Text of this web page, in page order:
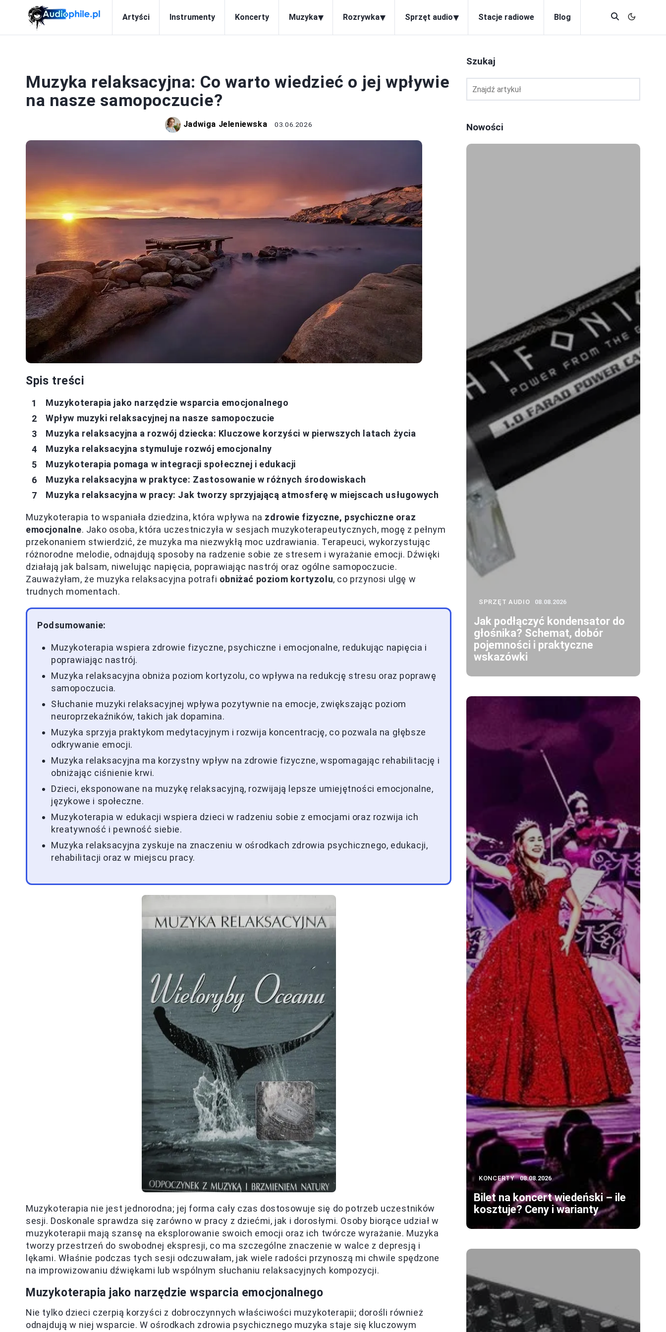
Artyści Instrumenty Koncerty Muzyka▾ Rozrywka▾ Sprzęt audio▾ Stacje radiowe Blog
Muzyka relaksacyjna: Co warto wiedzieć o jej wpływie
na nasze samopoczucie?
Jadwiga Jeleniewska 03.06.2026
Spis treści
Muzykoterapia jako narzędzie wsparcia emocjonalnego
Wpływ muzyki relaksacyjnej na nasze samopoczucie
Muzyka relaksacyjna a rozwój dziecka: Kluczowe korzyści w pierwszych latach życia
Muzyka relaksacyjna stymuluje rozwój emocjonalny
Muzykoterapia pomaga w integracji społecznej i edukacji
Muzyka relaksacyjna w praktyce: Zastosowanie w różnych środowiskach
Muzyka relaksacyjna w pracy: Jak tworzy sprzyjającą atmosferę w miejscach usługowych
Muzykoterapia to wspaniała dziedzina, która wpływa na zdrowie fizyczne, psychiczne oraz
emocjonalne. Jako osoba, która uczestniczyła w sesjach muzykoterapeutycznych, mogę z pełnym
przekonaniem stwierdzić, że muzyka ma niezwykłą moc uzdrawiania. Terapeuci, wykorzystując
różnorodne melodie, odnajdują sposoby na radzenie sobie ze stresem i wyrażanie emocji. Dźwięki
działają jak balsam, niwelując napięcia, poprawiając nastrój oraz ogólne samopoczucie.
Zauważyłam, że muzyka relaksacyjna potrafi obniżać poziom kortyzolu, co przynosi ulgę w
trudnych momentach.
Podsumowanie:
Muzykoterapia wspiera zdrowie fizyczne, psychiczne i emocjonalne, redukując napięcia i
poprawiając nastrój.
Muzyka relaksacyjna obniża poziom kortyzolu, co wpływa na redukcję stresu oraz poprawę
samopoczucia.
Słuchanie muzyki relaksacyjnej wpływa pozytywnie na emocje, zwiększając poziom
neuroprzekaźników, takich jak dopamina.
Muzyka sprzyja praktykom medytacyjnym i rozwija koncentrację, co pozwala na głębsze
odkrywanie emocji.
Muzyka relaksacyjna ma korzystny wpływ na zdrowie fizyczne, wspomagając rehabilitację i
obniżając ciśnienie krwi.
Dzieci, eksponowane na muzykę relaksacyjną, rozwijają lepsze umiejętności emocjonalne,
językowe i społeczne.
Muzykoterapia w edukacji wspiera dzieci w radzeniu sobie z emocjami oraz rozwija ich
kreatywność i pewność siebie.
Muzyka relaksacyjna zyskuje na znaczeniu w ośrodkach zdrowia psychicznego, edukacji,
rehabilitacji oraz w miejscu pracy.
Muzykoterapia nie jest jednorodna; jej forma cały czas dostosowuje się do potrzeb uczestników
sesji. Doskonale sprawdza się zarówno w pracy z dziećmi, jak i dorosłymi. Osoby biorące udział w
muzykoterapii mają szansę na eksplorowanie swoich emocji oraz ich twórcze wyrażanie. Muzyka
tworzy przestrzeń do swobodnej ekspresji, co ma szczególne znaczenie w walce z depresją i
lękami. Właśnie podczas tych sesji odczuwałam, jak wiele radości przynoszą mi chwile spędzone
na improwizowaniu dźwiękami lub wspólnym słuchaniu relaksacyjnych kompozycji.
Muzykoterapia jako narzędzie wsparcia emocjonalnego
Nie tylko dzieci czerpią korzyści z dobroczynnych właściwości muzykoterapii; dorośli również
odnajdują w niej wsparcie. W ośrodkach zdrowia psychicznego muzyka staje się kluczowym
Szukaj
Nowości
SPRZĘT AUDIO 08.08.2026
Jak podłączyć kondensator do
głośnika? Schemat, dobór
pojemności i praktyczne
wskazówki
KONCERTY 08.08.2026
Bilet na koncert wiedeński – ile
kosztuje? Ceny i warianty